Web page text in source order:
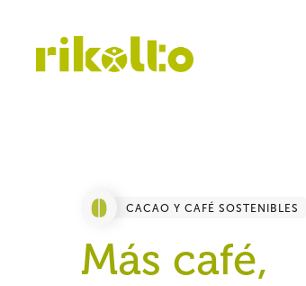
CACAO Y CAFÉ SOSTENIBLES
Más café,